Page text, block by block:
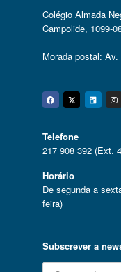
Colégio Almada
Campolide, 1099-
Morada postal:
Telefone
217 908 392 (Ext.
Horário
De segunda a
feira)
Subscrever a